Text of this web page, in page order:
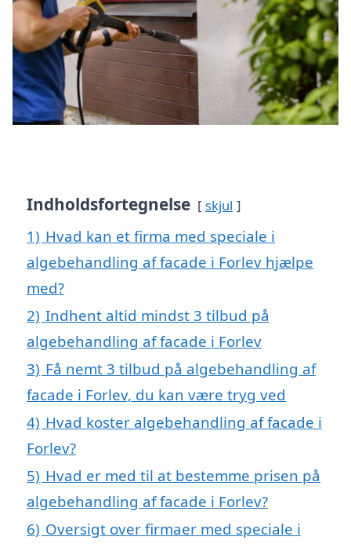
Indholdsfortegnelse skjul
1) Hvad kan et firma med speciale i
algebehandling af facade i Forlev hjælpe
med?
2) Indhent altid mindst 3 tilbud på
algebehandling af facade i Forlev
3) Få nemt 3 tilbud på algebehandling af
facade i Forlev, du kan være tryg ved
4) Hvad koster algebehandling af facade i
Forlev?
5) Hvad er med til at bestemme prisen på
algebehandling af facade i Forlev?
6) Oversigt over firmaer med speciale i